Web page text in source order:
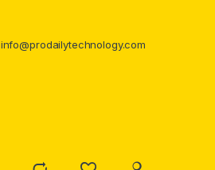
info@prodailytechnology.com